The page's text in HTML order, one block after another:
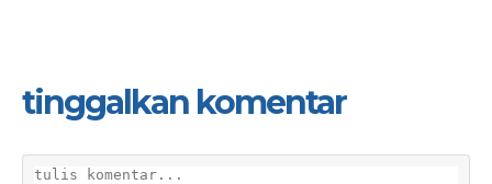
tinggalkan komentar